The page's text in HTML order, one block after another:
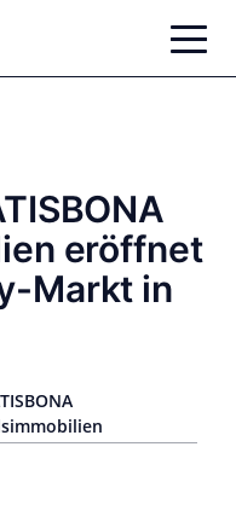
eröffnet
Markt in